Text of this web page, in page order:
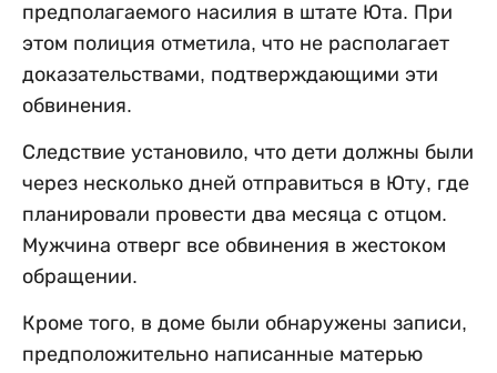
предполагаемого насилия в штате Юта. При
этом полиция отметила, что не располагает
доказательствами, подтверждающими эти
обвинения.
Следствие установило, что дети должны были
через несколько дней отправиться в Юту, где
планировали провести два месяца с отцом.
Мужчина отверг все обвинения в жестоком
обращении.
Кроме того, в доме были обнаружены записи,
предположительно написанные матерью